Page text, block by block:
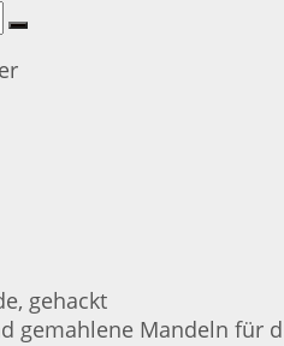
gehackt
gemahlene Mandeln für